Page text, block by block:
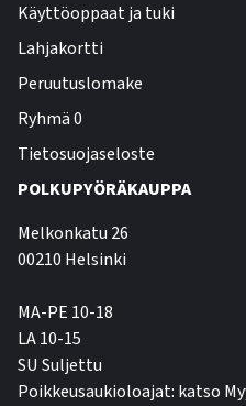
Käyttöoppaat ja tuki
Lahjakortti
Peruutuslomake
Ryhmä 0
Tietosuojaseloste
POLKUPYÖRÄKAUPPA
Melkonkatu 26
00210 Helsinki
MA-PE 10-18
LA 10-15
SU Suljettu
Poikkeusaukioloajat: katso